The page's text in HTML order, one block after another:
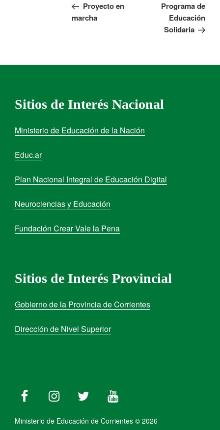
Proyecto en
marcha
Programa de
Educación
Solidaria
Sitios de Interés Nacional
Ministerio de Educación de la Nación
Educ.ar
Plan Nacional Integral de Educación Digital
Neurociencias y Educación
Fundación Crear Vale la Pena
Sitios de Interés Provincial
Gobierno de la Provincia de Corrientes
Dirección de Nivel Superior
Ministerio de Educación de Corrientes © 2026